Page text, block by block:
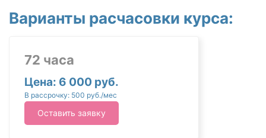
Варианты расчасовки курса:
72 часа
Цена: 6 000 руб.
В рассрочку: 500 руб./мес
Оставить заявку